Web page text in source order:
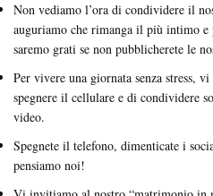
Non vediamo l’ora di condividere il
auguriamo che rimanga il più intimo
saremo grati se non pubblicherete le
Per vivere una giornata senza stress,
spegnere il cellulare e di condividere
video.
Spegnete il telefono, dimenticate i
pensiamo noi!